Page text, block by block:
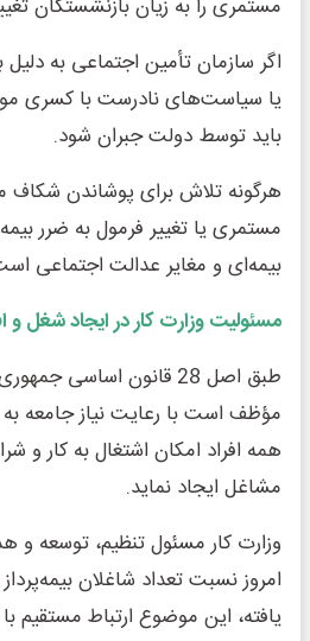
مستمری را به زیان بازنشستگان
اگر سازمان تأمین اجتماعی به
یا سیاست‌های نادرست با کسری
باید توسط دولت جبران شود.
هرگونه تلاش برای پوشاندن
مستمری یا تغییر فرمول به ضرر
بیمه‌ای و مغایر عدالت
مسئولیت وزارت کار در ایجاد شغل و
طبق اصل 28 قانون اساسی
مؤظف است با رعایت نیاز جامعه
همه افراد امکان اشتغال به کار و
مشاغل ایجاد نماید.
وزارت کار مسئول تنظیم، توسعه و
امروز نسبت تعداد شاغلان
یافته، این موضوع ارتباط